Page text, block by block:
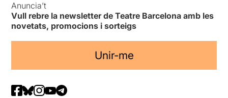
Anuncia’t
Vull rebre la newsletter de Teatre Barcelona amb les
novetats, promocions i sorteigs
Unir-me